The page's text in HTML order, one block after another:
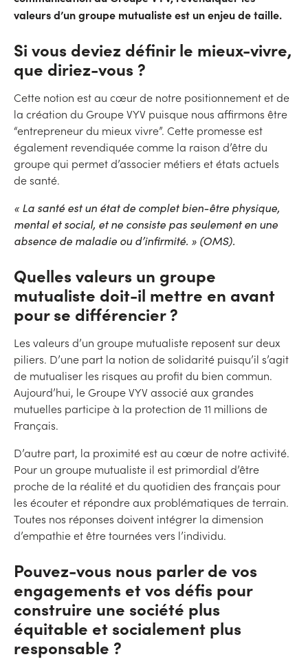
valeurs d’un groupe mutualiste est un enjeu de taille.
Si vous deviez définir le mieux-vivre,
que diriez-vous ?
Cette notion est au cœur de notre positionnement et de
la création du Groupe VYV puisque nous affirmons être
“entrepreneur du mieux vivre”. Cette promesse est
également revendiquée comme la raison d’être du
groupe qui permet d’associer métiers et états actuels
de santé.
« La santé est un état de complet bien-être physique,
mental et social, et ne consiste pas seulement en une
absence de maladie ou d’infirmité. » (OMS).
Quelles valeurs un groupe
mutualiste doit-il mettre en avant
pour se différencier ?
Les valeurs d’un groupe mutualiste reposent sur deux
piliers. D’une part la notion de solidarité puisqu’il s’agit
de mutualiser les risques au profit du bien commun.
Aujourd’hui, le Groupe VYV associé aux grandes
mutuelles participe à la protection de 11 millions de
Français.
D’autre part, la proximité est au cœur de notre activité.
Pour un groupe mutualiste il est primordial d’être
proche de la réalité et du quotidien des français pour
les écouter et répondre aux problématiques de terrain.
Toutes nos réponses doivent intégrer la dimension
d’empathie et être tournées vers l’individu.
Pouvez-vous nous parler de vos
engagements et vos défis pour
construire une société plus
équitable et socialement plus
responsable ?